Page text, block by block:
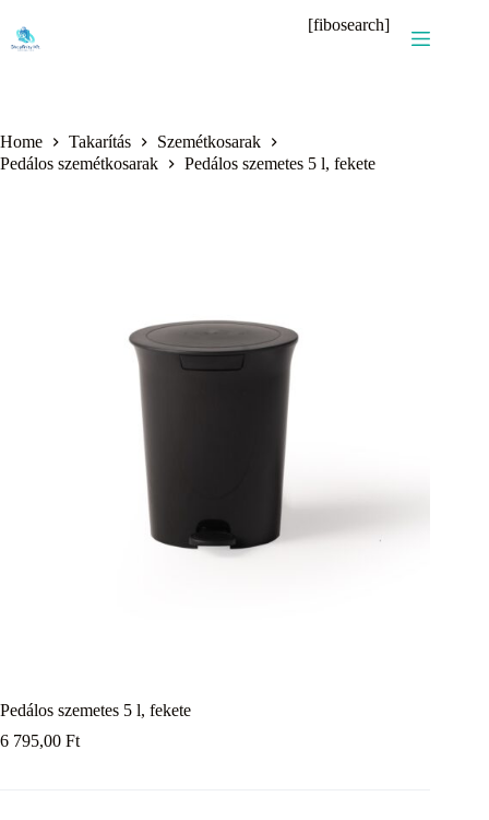
content
[fibosearch]
Home Takarítás
Szemétkosarak
Pedálos szemétkosarak
Pedálos szemetes 5 l, fekete
Pedálos szemetes 5 l, fekete
6 795,00 Ft